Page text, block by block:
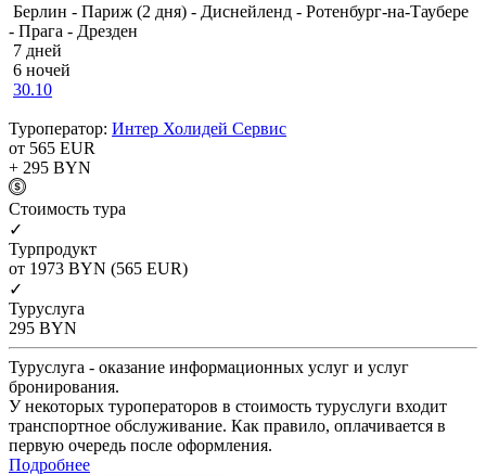
Берлин - Париж (2 дня) - Диснейленд - Ротенбург-на-Таубере
- Прага - Дрезден
7 дней
6 ночей
30.10
Туроператор: Интер Холидей Сервис
от 565 EUR
+ 295 BYN
Cтоимость тура
✓
Турпродукт
от 1973 BYN (565 EUR)
✓
Туруслуга
295 BYN
Туруслуга - оказание информационных услуг и услуг
бронирования.
У некоторых туроператоров в стоимость туруслуги входит
транспортное обслуживание. Как правило, оплачивается в
первую очередь после оформления.
Подробнее